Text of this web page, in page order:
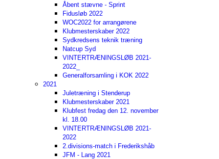
Åbent stævne - Sprint
Fidusløb 2022
WOC2022 for arrangørene
Klubmesterskaber 2022
Sydkredsens teknik træning
Natcup Syd
VINTERTRÆNINGSLØB 2021-
2022_
Generalforsamling i KOK 2022
2021
Juletræning i Stenderup
Klubmesterskaber 2021
Klubfest fredag den 12. november
kl. 18.00
VINTERTRÆNINGSLØB 2021-
2022
2.divisions-match i Frederikshåb
JFM - Lang 2021